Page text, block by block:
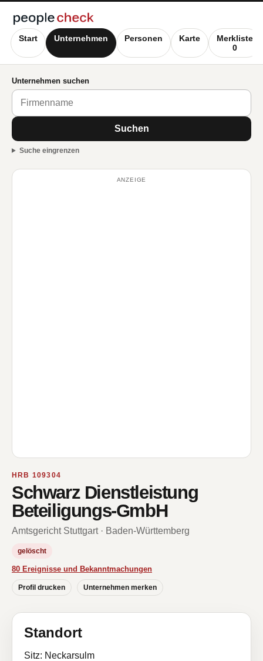
Start Unternehmen Personen Karte
Merkliste
0
Unternehmen suchen
Suchen
Suche eingrenzen
ANZEIGE
HRB 109304
Schwarz Dienstleistung
Beteiligungs-GmbH
Amtsgericht Stuttgart · Baden-Württemberg
gelöscht
80 Ereignisse und Bekanntmachungen
Profil drucken Unternehmen merken
Standort
Sitz: Neckarsulm